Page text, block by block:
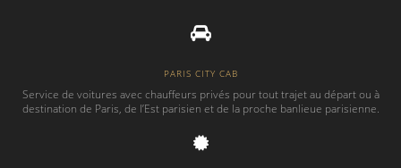
PARIS CITY CAB
Service de voitures avec chauffeurs privés pour tout trajet au départ ou à
destination de Paris, de l’Est parisien et de la proche banlieue parisienne.